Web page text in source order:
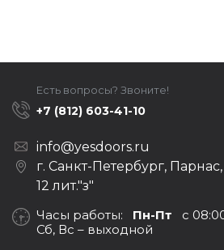
Есть вопросы? Звоните!
+7 (812) 603-41-10
info@yesdoors.ru
г. Санкт-Петербург,
12 лит."з"
Часы работы: Пн-Пт с
Сб, Вс – выходной